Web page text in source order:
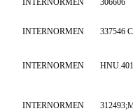
INTERNORMEN 306606
INTERNORMEN 337546
INTERNORMEN
INTERNORMEN